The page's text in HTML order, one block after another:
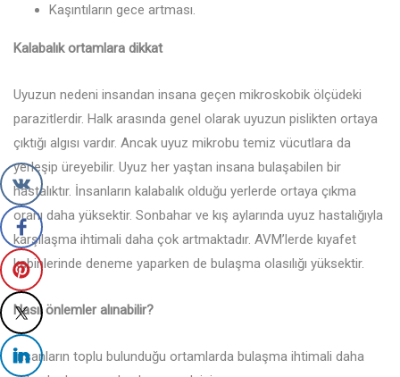
Kaşıntıların gece artması.
Kalabalık ortamlara dikkat
Uyuzun nedeni insandan insana geçen mikroskobik ölçüdeki
parazitlerdir. Halk arasında genel olarak uyuzun pislikten ortaya
çıktığı algısı vardır. Ancak uyuz mikrobu temiz vücutlara da
yerleşip üreyebilir. Uyuz her yaştan insana bulaşabilen bir
hastalıktır. İnsanların kalabalık olduğu yerlerde ortaya çıkma
oranı daha yüksektir. Sonbahar ve kış aylarında uyuz hastalığıyla
karşılaşma ihtimali daha çok artmaktadır. AVM’lerde kıyafet
kabinlerinde deneme yaparken de bulaşma olasılığı yüksektir.
Nasıl önlemler alınabilir?
İnsanların toplu bulunduğu ortamlarda bulaşma ihtimali daha